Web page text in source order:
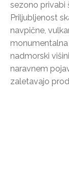
sezono privabi
Priljubljenost
navpične,
nadmorski
naravnem
zaletavajo